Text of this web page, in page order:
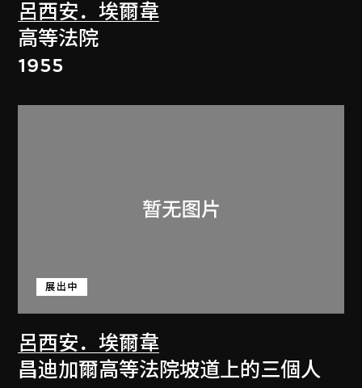
呂西安．埃爾韋
高等法院
1955
呂西安．埃爾韋
展出中
昌迪加爾高等法院坡道上的三個人